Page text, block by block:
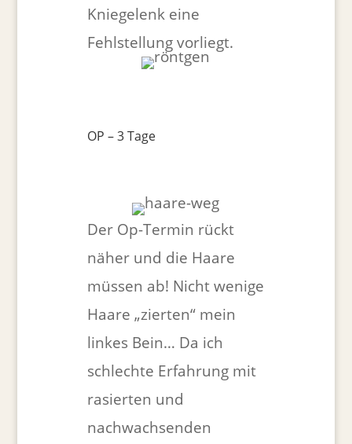
Kniegelenk eine
Fehlstellung vorliegt.
OP – 3 Tage
Der Op-Termin rückt
näher und die Haare
müssen ab! Nicht wenige
Haare „zierten“ mein
linkes Bein… Da ich
schlechte Erfahrung mit
rasierten und
nachwachsenden